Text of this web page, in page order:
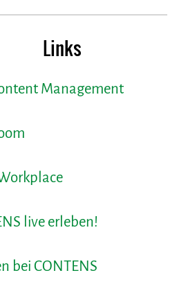
Links
Management
live erleben!
bei CONTENS